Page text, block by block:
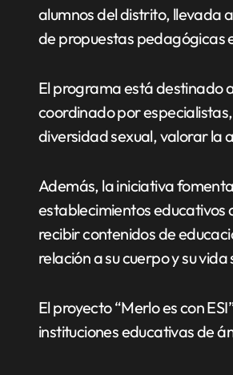
alumnos del distrito, llevada
de propuestas pedagógicas
El programa está destinado
coordinado por
diversidad sexual, valorar la
Además, la iniciativa
establecimientos educativos
recibir contenidos de
relación a su cuerpo y su
El proyecto “Merlo es con
instituciones educativas de